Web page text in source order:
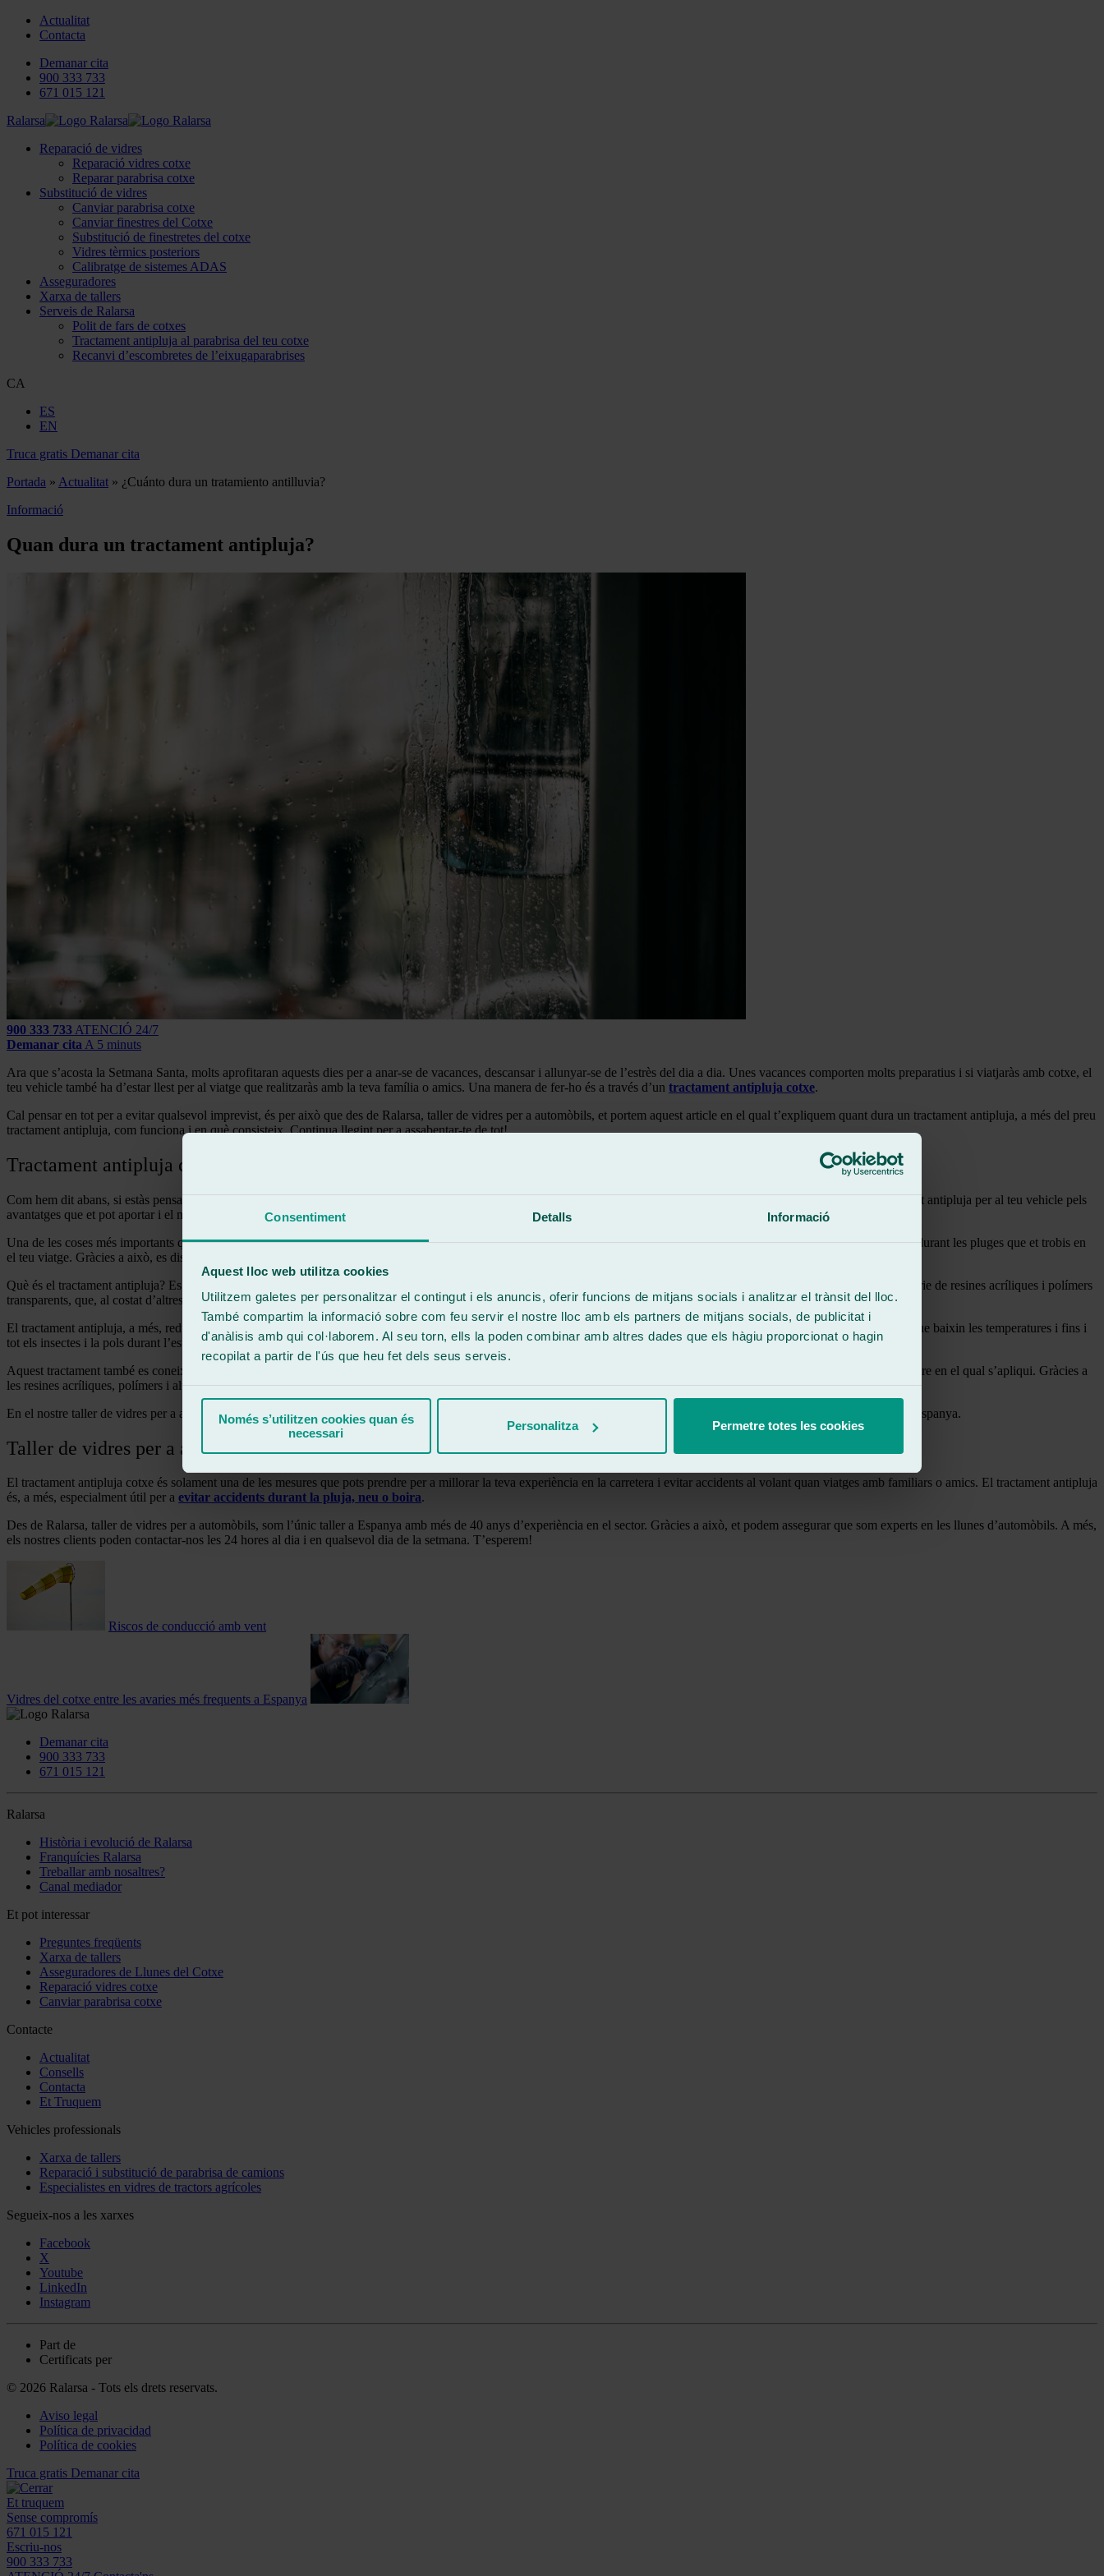
Consentiment Detalls Informació
Aquest lloc web utilitza cookies
Utilitzem galetes per personalitzar el contingut i els anuncis, oferir funcions de mitjans socials i analitzar el trànsit del lloc.
També compartim la informació sobre com feu servir el nostre lloc amb els partners de mitjans socials, de publicitat i
d'anàlisis amb qui col·laborem. Al seu torn, ells la poden combinar amb altres dades que els hàgiu proporcionat o hagin
recopilat a partir de l'ús que heu fet dels seus serveis.
Només s’utilitzen cookies quan és
necessari
Personalitza Permetre totes les cookies
Actualitat
Contacta
Demanar cita
900 333 733
671 015 121
Ralarsa
Reparació de vidres
Reparació vidres cotxe
Reparar parabrisa cotxe
Substitució de vidres
Canviar parabrisa cotxe
Canviar finestres del Cotxe
Substitució de finestretes del cotxe
Vidres tèrmics posteriors
Calibratge de sistemes ADAS
Asseguradores
Xarxa de tallers
Serveis de Ralarsa
Polit de fars de cotxes
Tractament antipluja al parabrisa del teu cotxe
Recanvi d’escombretes de l’eixugaparabrises
CA
ES
EN
Truca gratis Demanar cita
Portada » Actualitat » ¿Cuánto dura un tratamiento antilluvia?
Informació
Quan dura un tractament antipluja?
900 333 733 ATENCIÓ 24/7
Demanar cita A 5 minuts
Ara que s’acosta la Setmana Santa, molts aprofitaran aquests dies per a anar-se de vacances, descansar i allunyar-se de l’estrès del dia a dia. Unes vacances comporten molts preparatius i si viatjaràs amb cotxe, el
teu vehicle també ha d’estar llest per al viatge que realitzaràs amb la teva família o amics. Una manera de fer-ho és a través d’un tractament antipluja cotxe.
Cal pensar en tot per a evitar qualsevol imprevist, és per això que des de Ralarsa, taller de vidres per a automòbils, et portem aquest article en el qual t’expliquem quant dura un tractament antipluja, a més del preu
tractament antipluja, com funciona i en què consisteix. Continua llegint per a assabentar-te de tot!
Tractament antipluja cotxe
Com hem dit abans, si estàs pensant anar-te de viatge per Setmana Santa, no et pots perdre el preu tractament antipluja. Des de Ralarsa, creiem que és indispensable un tractament antipluja per al teu vehicle pels
avantatges que et pot aportar i el molt que et pot ajudar durant aquest.
Una de les coses més importants que et pot donar el tractament antipluja és major seguretat al volant en augmentar la visibilitat durant la teva experiència al volant, especialment durant les pluges que et trobis en
el teu viatge. Gràcies a això, es disminueix la possibilitat de sofrir accidents ja que tenir una bona visibilitat és fonamental.
Què és el tractament antipluja? Es tracta d’un líquid que es polvoritza en el parabrisa amb l’objectiu que les gotes rellisquin pel vidre. Aquesta substància està formada per una sèrie de resines acríliques i polímers
transparents, que, al costat d’altres elements, li aporten la característica de provocar que l’aigua rellisqui en el parabrisa.
El tractament antipluja, a més, redueix la necessitat d’utilitzar l’eixugaparabrisa, la qual cosa al final allarga la seva vida útil considerablement. A més, repel·leix el gebre en cas que baixin les temperatures i fins i
tot els insectes i la pols durant l’estiu, per la qual cosa no només aporta seguretat sinó que a més neteja.
Aquest tractament també es coneix com a tractament hidrofòbic i aquest aconsegueix que l’aigua rellisqui en el parabrisa gràcies a una pel·lícula que cobreix tot el parabrisa o vidre en el qual s’apliqui. Gràcies a
les resines acríliques, polímers i altres substàncies anteriorment esmentades, aquest s’adhereix al vidre, creant la pel·lícula que actua com a capa lliscant.
En el nostre taller de vidres per a automòbils, fer-te amb el teu tractament antipluja cotxe és més fàcil que mai gràcies a la nostra àmplia xarxa de més de 250 tallers repartits per Espanya.
Taller de vidres per a automòbils Ralarsa
El tractament antipluja cotxe és solament una de les mesures que pots prendre per a millorar la teva experiència en la carretera i evitar accidents al volant quan viatges amb familiars o amics. El tractament antipluja
és, a més, especialment útil per a evitar accidents durant la pluja, neu o boira.
Des de Ralarsa, taller de vidres per a automòbils, som l’únic taller a Espanya amb més de 40 anys d’experiència en el sector. Gràcies a això, et podem assegurar que som experts en les llunes d’automòbils. A més,
els nostres clients poden contactar-nos les 24 hores al dia i en qualsevol dia de la setmana. T’esperem!
Riscos de conducció amb vent
Vidres del cotxe entre les avaries més frequents a Espanya
Demanar cita
900 333 733
671 015 121
Ralarsa
Història i evolució de Ralarsa
Franquícies Ralarsa
Treballar amb nosaltres?
Canal mediador
Et pot interessar
Preguntes freqüents
Xarxa de tallers
Asseguradores de Llunes del Cotxe
Reparació vidres cotxe
Canviar parabrisa cotxe
Contacte
Actualitat
Consells
Contacta
Et Truquem
Vehicles professionals
Xarxa de tallers
Reparació i substitució de parabrisa de camions
Especialistes en vidres de tractors agrícoles
Segueix-nos a les xarxes
Facebook
X
Youtube
LinkedIn
Instagram
Part de
Certificats per
© 2026 Ralarsa - Tots els drets reservats.
Aviso legal
Política de privacidad
Política de cookies
Truca gratis Demanar cita
Et truquem
Sense compromís
671 015 121
Escriu-nos
900 333 733